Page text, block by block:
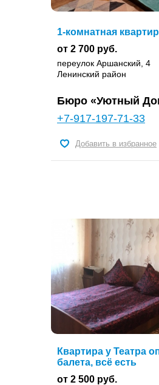
1-комнатная
от 2 700 руб.
переулок Аршанский, 4
Ленинский район
Бюро «Уютный
+7-917-197-71-33
Добавить в избранное
Квартира у Театра
балета, всё есть
от 2 500 руб.